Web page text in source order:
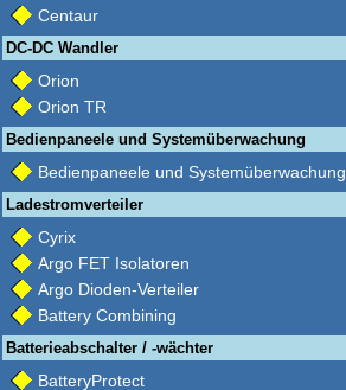
Centaur
DC-DC Wandler
Orion
Orion TR
Bedienpaneele und Systemüberwachung
Bedienpaneele und Systemüberwachung
Ladestromverteiler
Cyrix
Argo FET Isolatoren
Argo Dioden-Verteiler
Battery Combining
Batterieabschalter / -wächter
BatteryProtect